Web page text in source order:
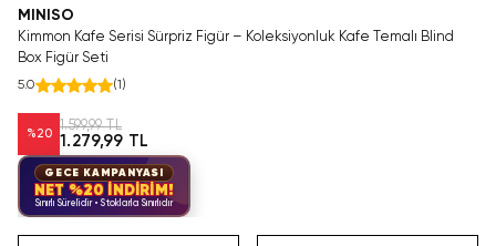
MINISO
Kimmon Kafe Serisi Sürpriz Figür – Koleksiyonluk Kafe Temalı Blind
Box Figür Seti
5.0 (1 )
%20
1.599,99 TL
1.279,99 TL
GECE KAMPANYASI
NET %20 İNDİRİM!
Sınırlı Sürelidir • Stoklarla Sınırlıdır
Tükenmeden Satın Al